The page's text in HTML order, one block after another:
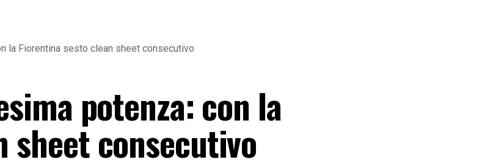
la Fiorentina sesto clean sheet consecutivo
potenza: con la
sheet consecutivo